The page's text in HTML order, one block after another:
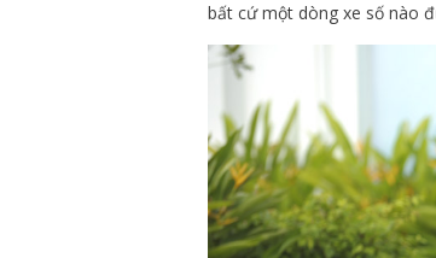
bất cứ một dòng xe số nào